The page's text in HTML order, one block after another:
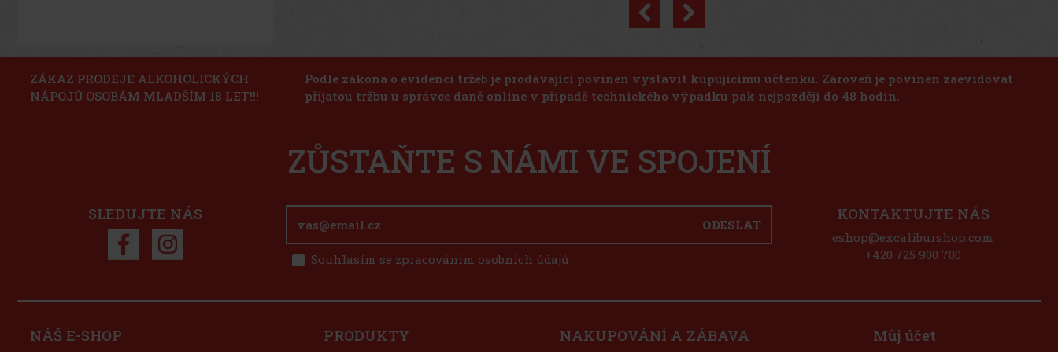
Previous
ZÁKAZ PRODEJE ALKOHOLICKÝCH
NÁPOJŮ OSOBÁM MLADŠÍM 18 LET!!!
Podle zákona o evidenci tržeb je prodávající povinen vystavit kupujícímu účtenku. Zároveň je povinen zaevidovat
přijatou tržbu u správce daně online v případě technického výpadku pak nejpozději do 48 hodin.
ZŮSTAŇTE S NÁMI VE SPOJENÍ
SLEDUJTE NÁS
ODESLAT
Souhlasím se zpracováním osobních údajů
KONTAKTUJTE NÁS
eshop@excaliburshop.com
+420 725 900 700
NÁŠ E-SHOP PRODUKTY NAKUPOVÁNÍ A ZÁBAVA Můj účet